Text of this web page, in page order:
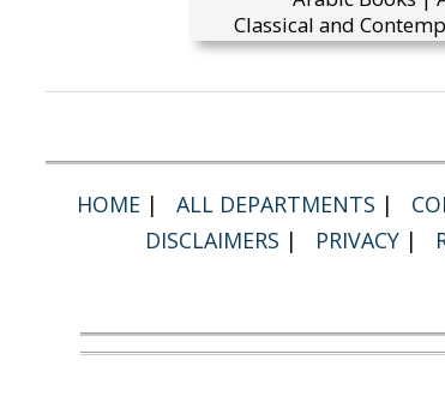
Classical and
HOME | ALL DEPARTMENTS |
DISCLAIMERS | PRIVACY |